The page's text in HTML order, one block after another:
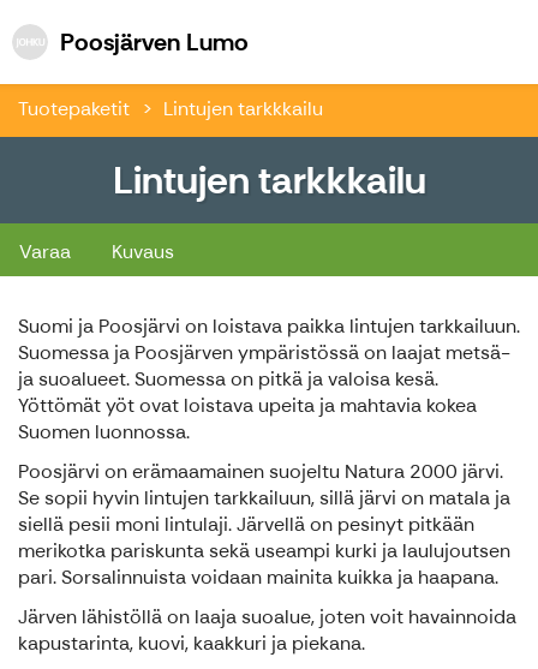
Poosjärven Lumo
Tuotepaketit Lintujen tarkkkailu
Lintujen tarkkkailu
Lintujen tarkkkailu
Varaa Kuvaus
Suomi ja Poosjärvi on loistava paikka lintujen tarkkailuun.
Suomessa ja Poosjärven ympäristössä on laajat metsä-
ja suoalueet. Suomessa on pitkä ja valoisa kesä.
Yöttömät yöt ovat loistava upeita ja mahtavia kokea
Suomen luonnossa.
Poosjärvi on erämaamainen suojeltu Natura 2000 järvi.
Se sopii hyvin lintujen tarkkailuun, sillä järvi on matala ja
siellä pesii moni lintulaji. Järvellä on pesinyt pitkään
merikotka pariskunta sekä useampi kurki ja laulujoutsen
pari. Sorsalinnuista voidaan mainita kuikka ja haapana.
Järven lähistöllä on laaja suoalue, joten voit havainnoida
kapustarinta, kuovi, kaakkuri ja piekana.